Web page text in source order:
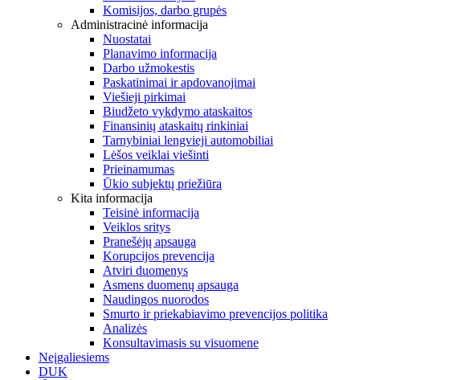
Komisijos, darbo grupės
Administracinė informacija
Nuostatai
Planavimo informacija
Darbo užmokestis
Paskatinimai ir apdovanojimai
Viešieji pirkimai
Biudžeto vykdymo ataskaitos
Finansinių ataskaitų rinkiniai
Tarnybiniai lengvieji automobiliai
Lėšos veiklai viešinti
Prieinamumas
Ūkio subjektų priežiūra
Kita informacija
Teisinė informacija
Veiklos sritys
Pranešėjų apsauga
Korupcijos prevencija
Atviri duomenys
Asmens duomenų apsauga
Naudingos nuorodos
Smurto ir priekabiavimo prevencijos politika
Analizės
Konsultavimasis su visuomene
Neįgaliesiems
DUK